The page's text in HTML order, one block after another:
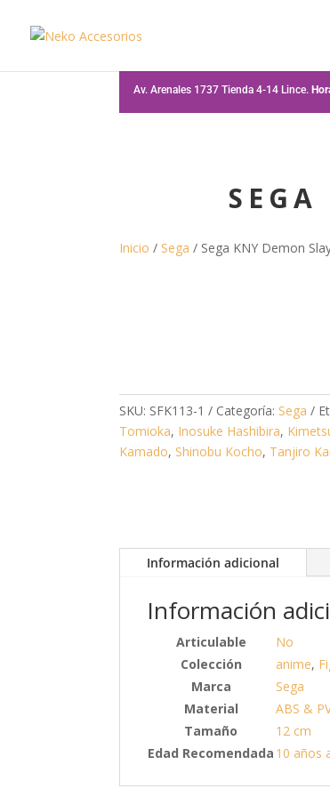
Av. Arenales 1737 Tienda 4-14 Lince.
Inicio / Sega / Sega KNY Demon
SKU: SFK113-1 Categoría: Sega
Tomioka, Inosuke Hashibira,
Kamado, Shinobu Kocho, Tanjiro
Información adicional
Información
Articulable
No
Colección
anime,
Marca
Sega
Material
ABS &
Tamaño
12 cm
Edad Recomendada 10 años